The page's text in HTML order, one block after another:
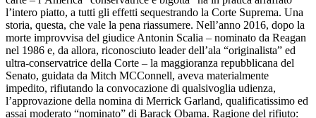
l’intero piatto, a tutti gli effetti sequestrando la Corte Suprema. Una
storia, questa, che vale la pena riassumere. Nell’anno 2016, dopo la
morte improvvisa del giudice Antonin Scalia – nominato da Reagan
nel 1986 e, da allora, riconosciuto leader dell’ala “originalista” ed
ultra-conservatrice della Corte – la maggioranza repubblicana del
Senato, guidata da Mitch MCConnell, aveva materialmente
impedito, rifiutando la convocazione di qualsivoglia udienza,
l’approvazione della nomina di Merrick Garland, qualificatissimo ed
assai moderato “nominato” di Barack Obama. Ragione del rifiuto: